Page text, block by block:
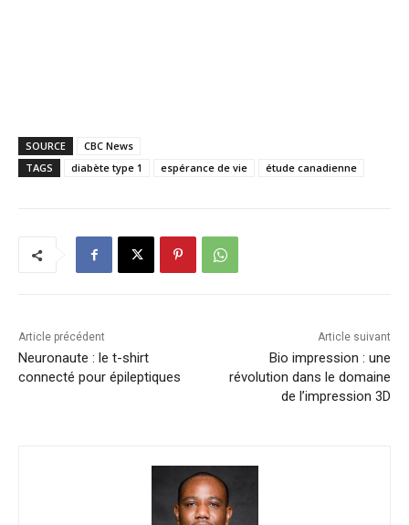
SOURCE
CBC News
TAGS
diabète type 1 espérance de vie étude canadienne
Article précédent
Neuronaute : le t-shirt
connecté pour épileptiques
Article suivant
Bio impression : une
révolution dans le domaine
de l’impression 3D